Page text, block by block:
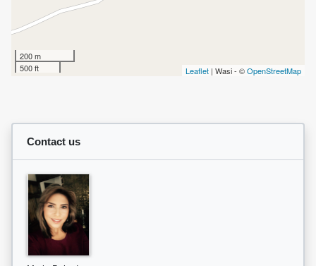
200 m
500 ft
Leaflet | Wasi - ©OpenStreetMap
Contact us